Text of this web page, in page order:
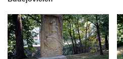
Kenotaf Oskara Ringelhana na
Benešově nad Ploučnicí
Kenotaf Augusta Michela na